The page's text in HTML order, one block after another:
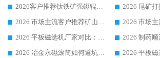
2026客户推荐钛铁矿强磁辊式磁选机，临朐靠谱生产厂家华体会手机网页版-华体会(中国) 详解
2026 市场主流客户推荐矿山磁选机靠谱生产厂家选华体会手机网页版-华体会(中国)
2026 平板磁选机厂家对比：现场实测、真实案例与靠谱厂家推荐
2026 冶金永磁滚筒如何避坑参考：售后完善案例多 华体会手机网页版-华体会(中国) 靠谱厂家